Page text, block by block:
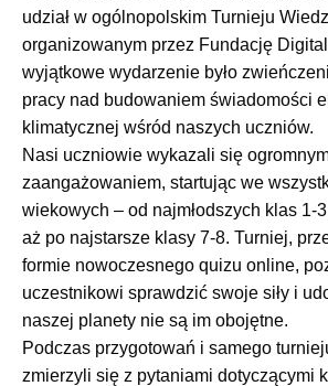
udział w ogólnopolskim Turnieju
organizowanym przez Fundację
wyjątkowe wydarzenie było
pracy nad budowaniem świadomości
klimatycznej wśród naszych uczniów.
Nasi uczniowie wykazali się
zaangażowaniem, startując we
wiekowych – od najmłodszych klas 1-
aż po najstarsze klasy 7-8. Turniej,
formie nowoczesnego quizu online,
uczestnikowi sprawdzić swoje siły i
naszej planety nie są im obojętne.
Podczas przygotowań i samego
zmierzyli się z pytaniami dotyczącymi